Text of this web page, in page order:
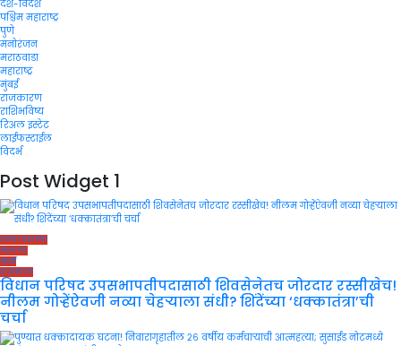
देश-विदेश
पश्चिम महाराष्ट्र
पुणे
मनोरंजन
मराठवाडा
महाराष्ट्र
मुंबई
राजकारण
राशिभविष्य
रिअल इस्टेट
लाईफस्टाईल
विदर्भ
Post Widget 1
ताज्या बातम्या
महाराष्ट्र
मुंबई
राजकारण
विधान परिषद उपसभापतीपदासाठी शिवसेनेतच जोरदार रस्सीखेच!
नीलम गोऱ्हेंऐवजी नव्या चेहऱ्याला संधी? शिंदेंच्या ‘धक्कातंत्रा’ची
चर्चा